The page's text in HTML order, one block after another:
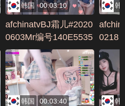
韩国 00:03:10
afchinatvBJ霜儿#2020
0603Mr编号140E5535
韩
0218
韩国 00:03:40 韩